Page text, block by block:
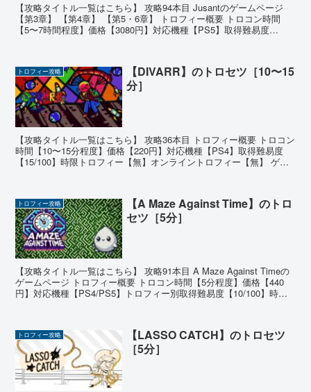
【攻略タイトル一覧はこちら】 攻略94本目 Jusantのゲームページ
【第3章】 【第4章】 【第5・6章】 トロフィー概要 トロコン時間
【5〜7時間程度】価格【3080円】対応機種【PS5】取得難易度
トロフィー攻略
【DIVARR】のトロセツ［10〜15
分］
【攻略タイトル一覧はこちら】 攻略36本目 トロフィー概要 トロコン
時間【10〜15分程度】価格【220円】対応機種【PS4】取得難易度
【15/100】時限トロフィー【無】オンライントロフィー【無】 ゲー
トロフィー攻略
【A Maze Against Time】のトロ
セツ［5分］
【攻略タイトル一覧はこちら】 攻略91本目 A Maze Against Timeの
ゲームページ トロフィー概要 トロコン時間【5分程度】価格【440
円】対応機種【PS4/PS5】トロフィー別取得難易度【10/100】時限
トロフィー攻略
【LASSO CATCH】のトロセツ
［5分］